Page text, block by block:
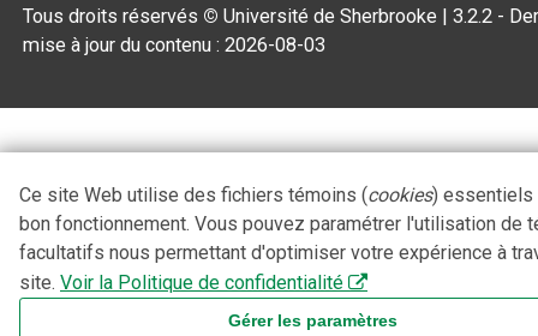
Tous droits réservés © Université de Sherbrooke |3.2.2 -
mise à jour du contenu :2026-08-03
Ce site Web utilise des fichiers témoins (cookies) essentiels
bon fonctionnement. Vous pouvez paramétrer l'utilisation de
facultatifs nous permettant d'optimiser votre expérience à
site. Voir la Politique de confidentialité
Gérer les paramètres